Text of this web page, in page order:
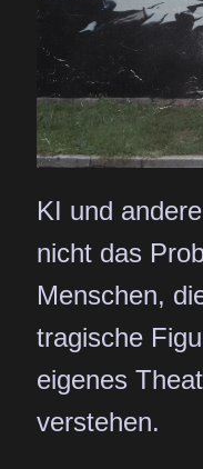
KI und
nicht das
Menschen,
tragische
eigenes
verstehen.